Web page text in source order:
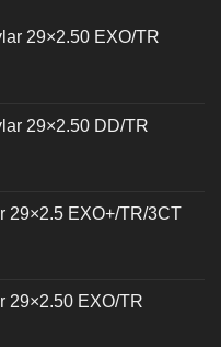
29×2.50 EXO/TR
29×2.50 DD/TR
29×2.5 EXO+/TR/3CT
29×2.50 EXO/TR